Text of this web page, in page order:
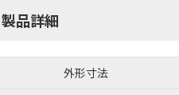
製品詳細
外形寸法